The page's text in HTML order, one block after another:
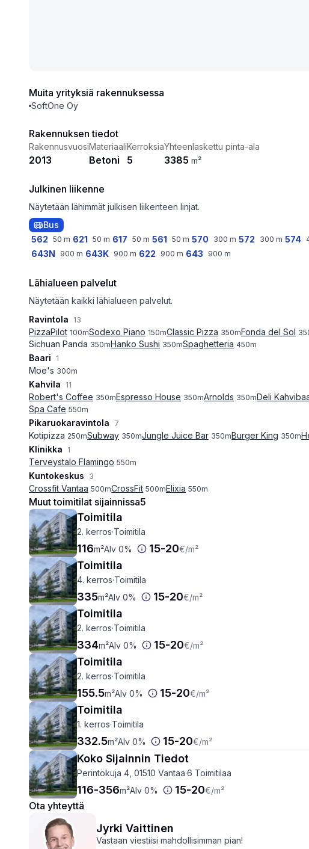
Muita yrityksiä rakennuksessa
SoftOne Oy
Rakennuksen tiedot
Rakennusvuosi
2013
Materiaali
Betoni
Kerroksia
5
Yhteenlaskettu pinta-ala
3385 m²
Julkinen liikenne
Näytetään lähimmät julkisen liikenteen linjat.
Bus
562 50 m 621 50 m 617 50 m 561 50 m 570 300 m 572 300 m 574
643N 900 m 643K 900 m 622 900 m 643 900 m
Lähialueen palvelut
Näytetään kaikki lähialueen palvelut.
Ravintola
13
PizzaPilot 100mSodexo Piano 150mClassic Pizza 350mFonda del Sol
Sichuan Panda 350mHanko Sushi 350mSpaghetteria 450m
Baari 1
Moe's 300m
Kahvila 11
Robert's Coffee 350mEspresso House 350mArnolds 350mDeli
Spa Cafe 550m
Pikaruokaravintola 7
Kotipizza 250mSubway 350mJungle Juice Bar 350mBurger King 350m
Klinikka 1
Terveystalo Flamingo 550m
Kuntokeskus 3
Crossfit Vantaa 500mCrossFit 500mElixia 550m
Muut toimitilat sijainnissa5
Toimitila
2. kerros·Toimitila
116m²Alv 0% 15-20€/m²
Toimitila
4. kerros·Toimitila
335m²Alv 0% 15-20€/m²
Toimitila
2. kerros·Toimitila
334m²Alv 0% 15-20€/m²
Toimitila
2. kerros·Toimitila
155.5m²Alv 0% 15-20€/m²
Toimitila
1. kerros·Toimitila
332.5m²Alv 0% 15-20€/m²
Koko Sijainnin Tiedot
Perintökuja 4, 01510 Vantaa·6 Toimitilaa
116-356m²Alv 0% 15-20€/m²
Ota yhteyttä
Jyrki Vaittinen
Vastaan viestiisi mahdollisimman pian!